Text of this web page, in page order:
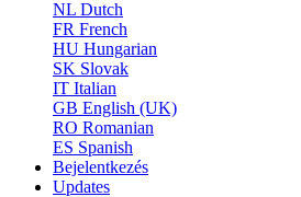
NL Dutch
FR French
HU Hungarian
SK Slovak
IT Italian
GB English (UK)
RO Romanian
ES Spanish
Bejelentkezés
Updates